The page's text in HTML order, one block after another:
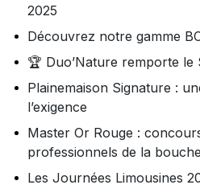
2025
Découvrez notre gamme
🏆 Duo’Nature remporte le
Plainemaison Signature :
l’exigence
Master Or Rouge :
professionnels de la
Les Journées Limousines